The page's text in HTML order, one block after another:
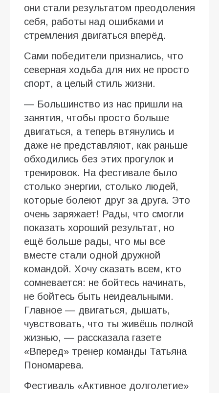
они стали результатом преодоления
себя, работы над ошибками и
стремления двигаться вперёд.
Сами победители признались, что
северная ходьба для них не просто
спорт, а целый стиль жизни.
— Большинство из нас пришли на
занятия, чтобы просто больше
двигаться, а теперь втянулись и
даже не представляют, как раньше
обходились без этих прогулок и
тренировок. На фестивале было
столько энергии, столько людей,
которые болеют друг за друга. Это
очень заряжает! Рады, что смогли
показать хороший результат, но
ещё больше рады, что мы все
вместе стали одной дружной
командой. Хочу сказать всем, кто
сомневается: не бойтесь начинать,
не бойтесь быть неидеальными.
Главное — двигаться, дышать,
чувствовать, что ты живёшь полной
жизнью, — рассказала газете
«Вперед» тренер команды Татьяна
Пономарева.
Фестиваль «Активное долголетие»